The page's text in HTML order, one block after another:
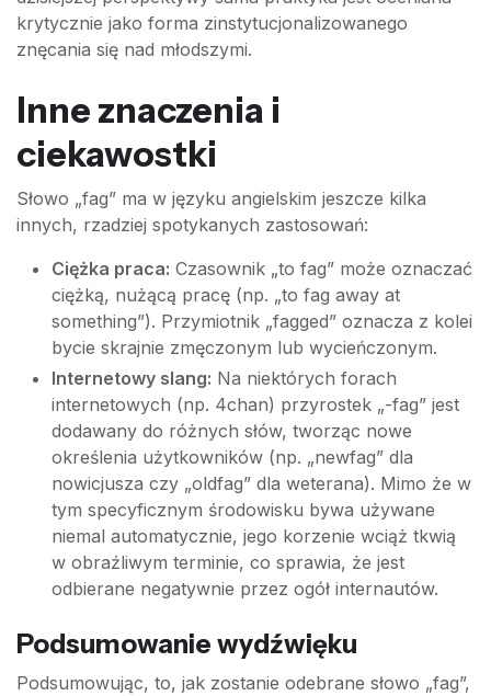
krytycznie jako forma zinstytucjonalizowanego
znęcania się nad młodszymi.
Inne znaczenia i
ciekawostki
Słowo „fag” ma w języku angielskim jeszcze kilka
innych, rzadziej spotykanych zastosowań:
Ciężka praca: Czasownik „to fag” może oznaczać
ciężką, nużącą pracę (np. „to fag away at
something”). Przymiotnik „fagged” oznacza z kolei
bycie skrajnie zmęczonym lub wycieńczonym.
Internetowy slang: Na niektórych forach
internetowych (np. 4chan) przyrostek „-fag” jest
dodawany do różnych słów, tworząc nowe
określenia użytkowników (np. „newfag” dla
nowicjusza czy „oldfag” dla weterana). Mimo że w
tym specyficznym środowisku bywa używane
niemal automatycznie, jego korzenie wciąż tkwią
w obraźliwym terminie, co sprawia, że jest
odbierane negatywnie przez ogół internautów.
Podsumowanie wydźwięku
Podsumowując, to, jak zostanie odebrane słowo „fag”,